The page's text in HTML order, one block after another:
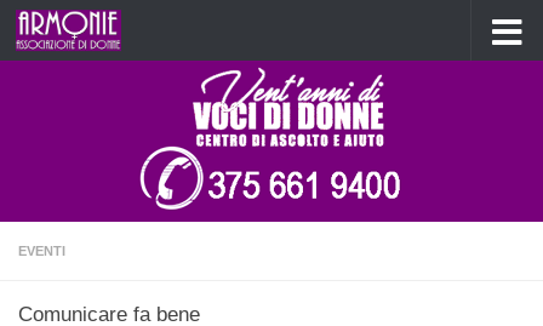
Salta al contenuto
EVENTI
Comunicare fa bene